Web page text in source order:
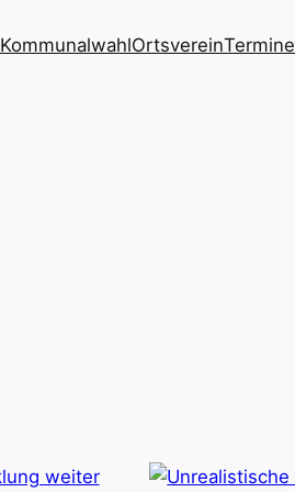
KommunalwahlOrtsvereinTermine